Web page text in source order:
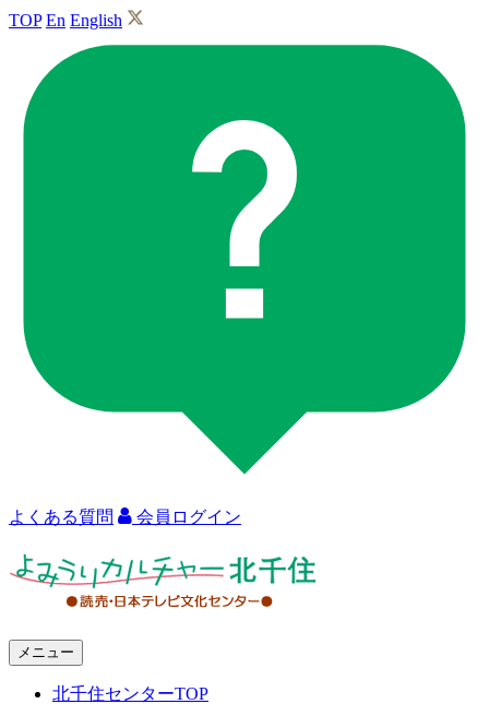
TOP En English
よくある質問 会員ログイン
メニュー
北千住センターTOP